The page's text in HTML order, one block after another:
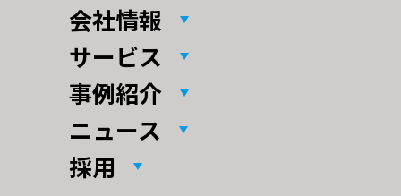
会社情報
サービス
事例紹介
ニュース
採用